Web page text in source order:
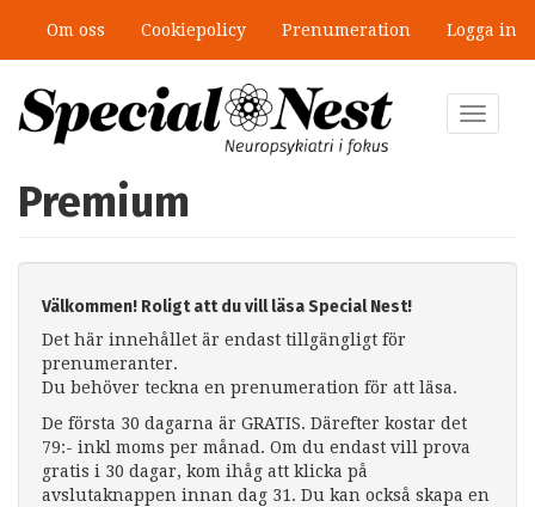
huvudinnehåll
Om oss Cookiepolicy Prenumeration Logga in
Toggle
Premium
Välkommen! Roligt att du vill läsa Special Nest!
Det här innehållet är endast tillgängligt för
prenumeranter.
Du behöver teckna en prenumeration för att läsa.
De första 30 dagarna är GRATIS. Därefter kostar det
79:- inkl moms per månad. Om du endast vill prova
gratis i 30 dagar, kom ihåg att klicka på
avslutaknappen innan dag 31. Du kan också skapa en